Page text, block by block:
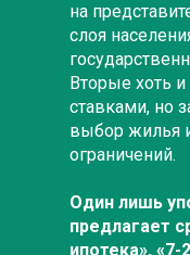
на
слоя
Вторые хоть
ставками, но
выбор жилья
ограничений.
Один лишь
предлагает
ипотека», «7-